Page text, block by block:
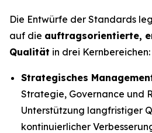
Die Entwürfe der Standards
auf die auftragsorientierte,
Qualität in drei Kernbereichen:
Strategisches
Strategie, Governance und
Unterstützung langfristiger
kontinuierlicher